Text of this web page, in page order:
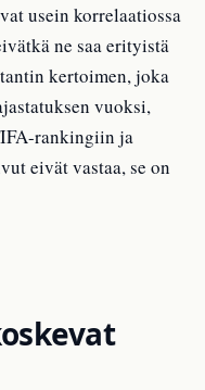
usein korrelaatiossa
ne saa erityistä
kertoimen, joka
vuoksi,
rankingiin ja
eivät vastaa, se on